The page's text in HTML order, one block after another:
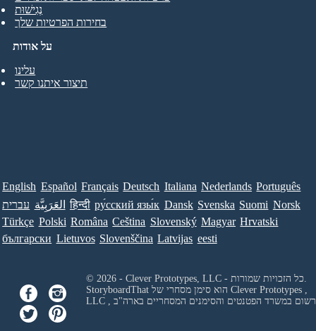
על אודות
עלינו
תיצור איתנו קשר
נְגִישׁוּת
בחירות הפרטיות שלך
English Español Français Deutsch Italiana Nederlands Português
עברית العَرَبِيَّة हिन्दी ру́сский язы́к Dansk Svenska Suomi Norsk
Türkçe Polski Româna Ceština Slovenský Magyar Hrvatski
български Lietuvos Slovenščina Latvijas eesti
Clever Prototypes ,
LLC
ורשום במשרד הפטנטים והסימנים המסחריים בארה"ב